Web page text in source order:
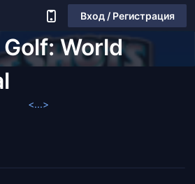
Вход / Регистрация
World
<...>